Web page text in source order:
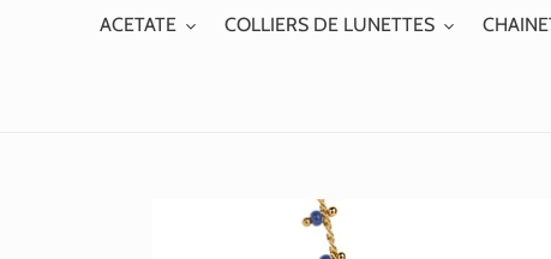
ACETATE COLLIERS DE LUNETTES